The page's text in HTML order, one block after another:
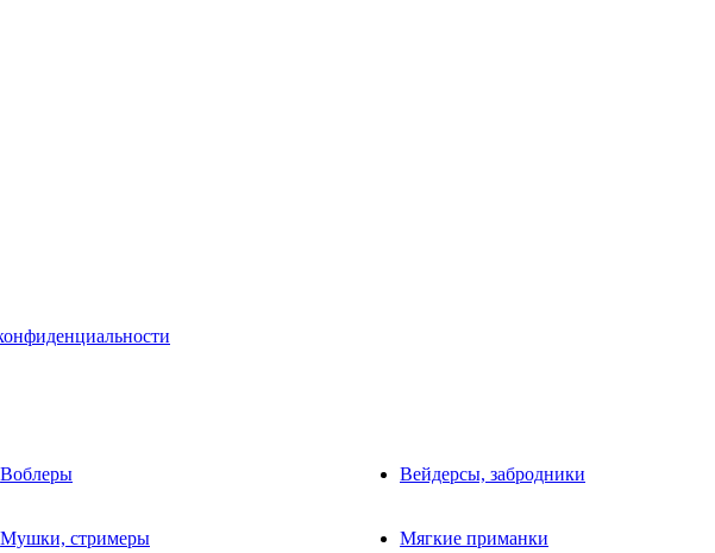
Воблеры Вейдерсы, забродники
Мушки, стримеры Мягкие приманки